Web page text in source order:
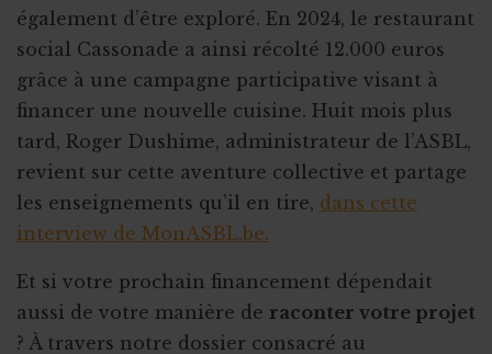
également d’être exploré. En 2024, le restaurant
social Cassonade a ainsi récolté 12.000 euros
grâce à une campagne participative visant à
financer une nouvelle cuisine. Huit mois plus
tard, Roger Dushime, administrateur de l’ASBL,
revient sur cette aventure collective et partage
les enseignements qu’il en tire, dans cette
interview de MonASBL.be.
Et si votre prochain financement dépendait
aussi de votre manière de raconter votre projet
? À travers notre dossier consacré au